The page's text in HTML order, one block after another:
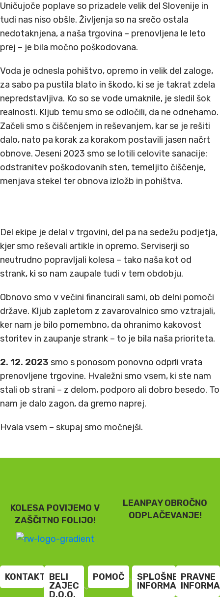
Uničujoče poplave so prizadele velik del Slovenije in
tudi nas niso obšle. Življenja so na srečo ostala
nedotaknjena, a naša trgovina – prenovljena le leto
prej – je bila močno poškodovana.
Voda je odnesla pohištvo, opremo in velik del zaloge,
za sabo pa pustila blato in škodo, ki se je takrat zdela
nepredstavljiva. Ko so se vode umaknile, je sledil šok
realnosti. Kljub temu smo se odločili, da ne odnehamo.
Začeli smo s čiščenjem in reševanjem, kar se je rešiti
dalo, nato pa korak za korakom postavili jasen načrt
obnove. Jeseni 2023 smo se lotili celovite sanacije:
odstranitev poškodovanih sten, temeljito čiščenje,
menjava stekel ter obnova izložb in pohištva.
Del ekipe je delal v trgovini, del pa na sedežu podjetja,
kjer smo reševali artikle in opremo. Serviserji so
neutrudno popravljali kolesa – tako naša kot od
strank, ki so nam zaupale tudi v tem obdobju.
Obnovo smo v večini financirali sami, ob delni pomoči
države. Kljub zapletom z zavarovalnico smo vztrajali,
ker nam je bilo pomembno, da ohranimo kakovost
storitev in zaupanje strank – to je bila naša prioriteta.
2. 12. 2023 smo s ponosom ponovno odprli vrata
prenovljene trgovine. Hvaležni smo vsem, ki ste nam
stali ob strani – z delom, podporo ali dobro besedo. To
nam je dalo zagon, da gremo naprej.
Hvala vsem – skupaj smo močnejši.
KOLESA POVIJEMO V
ZAŠČITNO FOLIJO!
LEANPAY OBROČNO
ODPLAČEVANJE!
KONTAKT BELI
ZAJEC
D.O.O.
POMOČ
SPLOŠNE
INFORMACIJE
PRAVNE